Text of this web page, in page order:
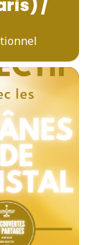
/